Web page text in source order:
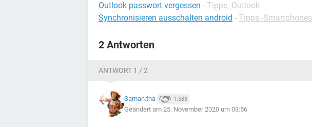
Outlook passwort vergessen - Tipps -Outlook
Synchronisieren ausschalten android - Tipps -Smartphones
2 Antworten
ANTWORT 1 / 2
Saman.tha 1.583
Geändert am 25. November 2020 um 03:56